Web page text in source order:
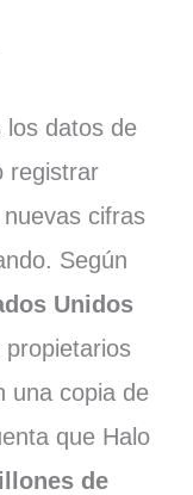
los datos de
registrar
cifras
Según
Unidos
una copia de
que Halo
de